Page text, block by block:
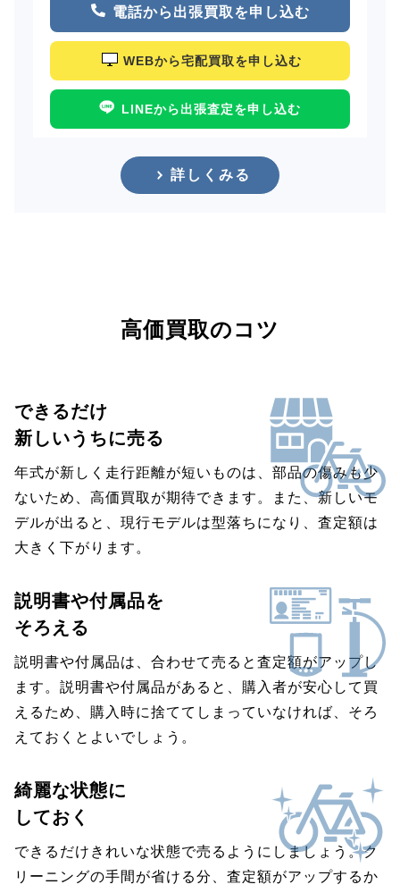
電話から出張買取を申し込む
WEBから宅配買取を申し込む
LINEから出張査定を申し込む
詳しくみる
高価買取のコツ
できるだけ
新しいうちに売る
年式が新しく走行距離が短いものは、部品の傷みも少
ないため、高価買取が期待できます。また、新しいモ
デルが出ると、現行モデルは型落ちになり、査定額は
大きく下がります。
説明書や付属品を
そろえる
説明書や付属品は、合わせて売ると査定額がアップし
ます。説明書や付属品があると、購入者が安心して買
えるため、購入時に捨ててしまっていなければ、そろ
えておくとよいでしょう。
綺麗な状態に
しておく
できるだけきれいな状態で売るようにしましょう。ク
リーニングの手間が省ける分、査定額がアップするか